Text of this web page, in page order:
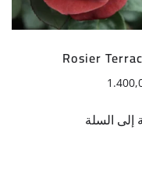
Rosier
إلى السلة